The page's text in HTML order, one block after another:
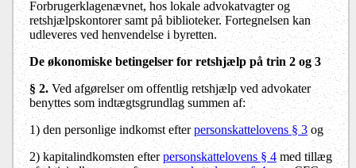
Forbrugerklagenævnet, hos lokale advokatvagter og
retshjælpskontorer samt på biblioteker. Fortegnelsen kan
udleveres ved henvendelse i byretten.
De økonomiske betingelser for retshjælp på trin 2 og 3
§ 2. Ved afgørelser om offentlig retshjælp ved advokater
benyttes som indtægtsgrundlag summen af:
1)den personlige indkomst efterpersonskattelovens § 3og
2)kapitalindkomsten efterpersonskattelovens § 4med tillæg